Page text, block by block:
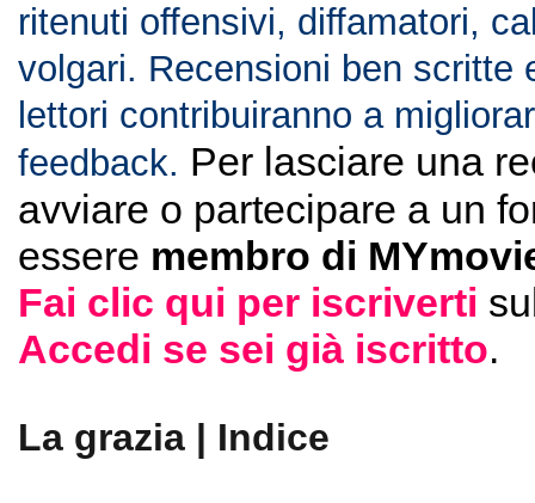
ritenuti offensivi, diffamatori,
volgari. Recensioni ben scritte
lettori contribuiranno a
feedback. Per lasciare una
avviare o partecipare a un
essere membro di
Fai clic qui per iscriverti
Accedi se sei già iscritto.
La grazia | Indice